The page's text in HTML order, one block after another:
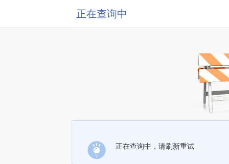
正在查询中
正在查询中，请刷新重试